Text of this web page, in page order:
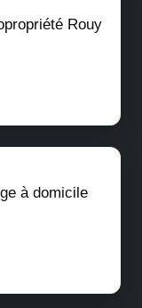
Rouy
à domicile